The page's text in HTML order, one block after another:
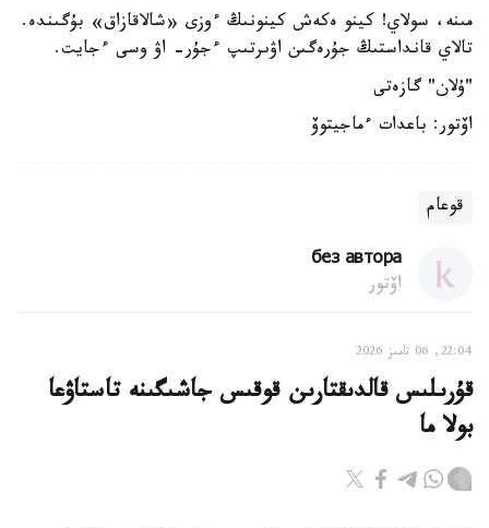
مىنە، سولاي! كينو ەكەش كينونىڭ ءوزى «شالاقازاق» بۇگىندە.
تالاي قانداستىڭ جۇرەگىن اۋىرتىپ ءجۇر- اۋ وسى ءجايت.
"ۇلان" گازەتى
اۆتور: باعدات ءماجيتوۆ
قوعام
без автора
اۆتور
22:04, 06 تامىز 2026
قۇرىلىس قالدىقتارىن قوقىس جاشىگىنە تاستاۋعا
بولا ما